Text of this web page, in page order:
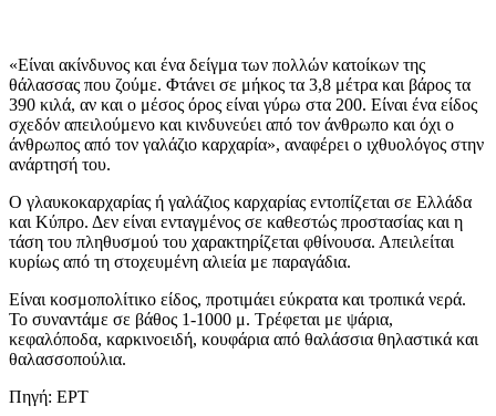
«Είναι ακίνδυνος και ένα δείγμα των πολλών κατοίκων της
θάλασσας που ζούμε. Φτάνει σε μήκος τα 3,8 μέτρα και βάρος τα
390 κιλά, αν και ο μέσος όρος είναι γύρω στα 200. Είναι ένα είδος
σχεδόν απειλούμενο και κινδυνεύει από τον άνθρωπο και όχι ο
άνθρωπος από τον γαλάζιο καρχαρία», αναφέρει ο ιχθυολόγος στην
ανάρτησή του.
Ο γλαυκοκαρχαρίας ή γαλάζιος καρχαρίας εντοπίζεται σε Ελλάδα
και Κύπρο. Δεν είναι ενταγμένος σε καθεστώς προστασίας και η
τάση του πληθυσμού του χαρακτηρίζεται φθίνουσα. Απειλείται
κυρίως από τη στοχευμένη αλιεία με παραγάδια.
Είναι κοσμοπολίτικο είδος, προτιμάει εύκρατα και τροπικά νερά.
Το συναντάμε σε βάθος 1-1000 μ. Τρέφεται με ψάρια,
κεφαλόποδα, καρκινοειδή, κουφάρια από θαλάσσια θηλαστικά και
θαλασσοπούλια.
Πηγή: ΕΡΤ